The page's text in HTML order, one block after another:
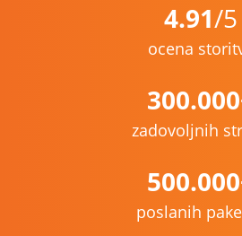
4.91/5
ocena
zadovoljnih
poslanih